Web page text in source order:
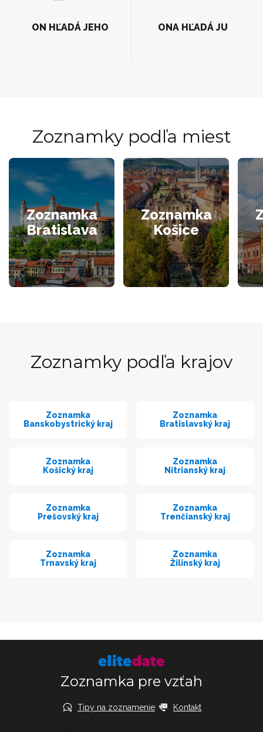
ON HĽADÁ JEHO ONA HĽADÁ JU
Zoznamky podľa miest
Zoznamka
Bratislava
Zoznamka
Košice
Zoznamky podľa krajov
Zoznamka
Banskobystrický kraj
Zoznamka
Bratislavský kraj
Zoznamka
Košický kraj
Zoznamka
Nitrianský kraj
Zoznamka
Prešovský kraj
Zoznamka
Trenčianský kraj
Zoznamka
Trnavský kraj
Zoznamka
Žilinský kraj
Zoznamka pre vzťah
Tipy na zoznamenie Kontakt